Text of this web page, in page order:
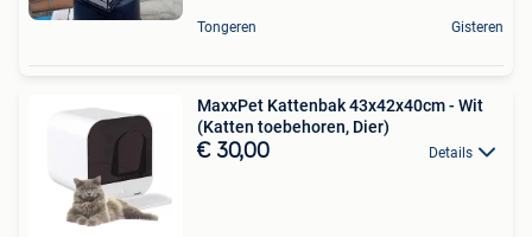
Tongeren Gisteren
MaxxPet Kattenbak 43x42x40cm - Wit
(Katten toebehoren, Dier)
€ 30,00 Details